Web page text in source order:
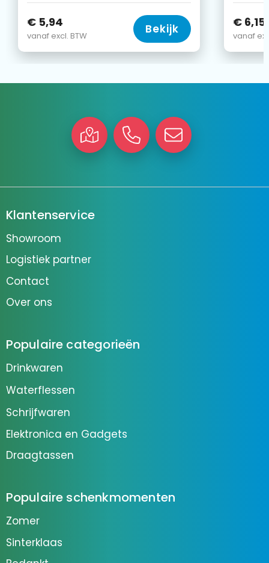
€ 5,94
vanaf excl. BTW Bekijk € 6,15
vanaf
Klantenservice
Showroom
Logistiek partner
Contact
Over ons
Populaire categorieën
Drinkwaren
Waterflessen
Schrijfwaren
Elektronica en Gadgets
Draagtassen
Populaire schenkmomenten
Zomer
Sinterklaas